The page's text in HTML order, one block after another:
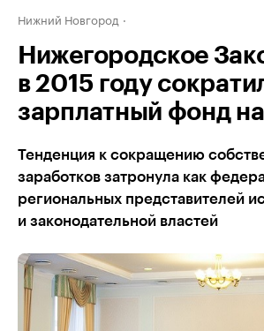
Нижний Новгород
Нижегородское
в 2015 году
зарплатный фонд
Тенденция к сокращению
заработков затронула как
региональных представителей
и законодательной властей